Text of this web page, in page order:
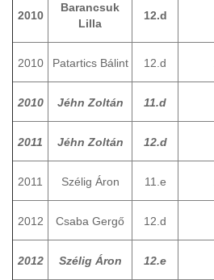
2010
Barancsuk
Lilla
12.d
2010 Patartics Bálint 12.d
2010 Jéhn Zoltán 11.d
2011 Jéhn Zoltán 12.d
2011 Szélig Áron 11.e
2012 Csaba Gergő 12.d
2012 Szélig Áron 12.e